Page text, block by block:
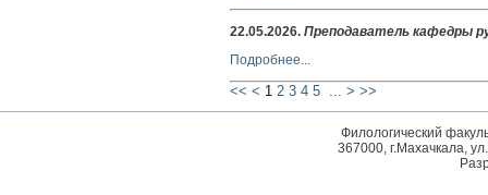
22.05.2026. Преподаватель кафедры
Подробнее...
<< < 1 2 3 4 5 ... > >>
Филологический
367000, г.Махачкала,